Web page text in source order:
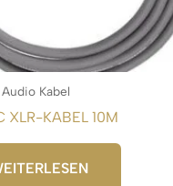
Kabel
XLR-KABEL 10M